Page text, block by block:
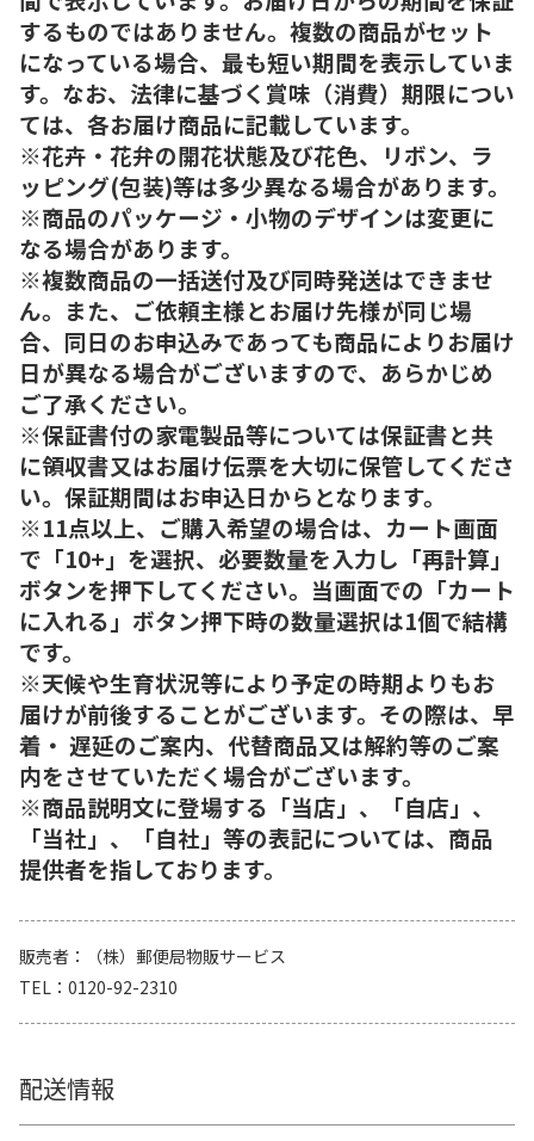
するものではありません。複数の商品がセット
になっている場合、最も短い期間を表示していま
す。なお、法律に基づく賞味（消費）期限につい
ては、各お届け商品に記載しています。
※花卉・花弁の開花状態及び花色、リボン、ラ
ッピング(包装)等は多少異なる場合があります。
※商品のパッケージ・小物のデザインは変更に
なる場合があります。
※複数商品の一括送付及び同時発送はできませ
ん。また、ご依頼主様とお届け先様が同じ場
合、同日のお申込みであっても商品によりお届け
日が異なる場合がございますので、あらかじめ
ご了承ください。
※保証書付の家電製品等については保証書と共
に領収書又はお届け伝票を大切に保管してくださ
い。保証期間はお申込日からとなります。
※11点以上、ご購入希望の場合は、カート画面
で「10+」を選択、必要数量を入力し「再計算」
ボタンを押下してください。当画面での「カート
に入れる」ボタン押下時の数量選択は1個で結構
です。
※天候や生育状況等により予定の時期よりもお
届けが前後することがございます。その際は、早
着・ 遅延のご案内、代替商品又は解約等のご案
内をさせていただく場合がございます。
※商品説明文に登場する「当店」、「自店」、
「当社」、「自社」等の表記については、商品
提供者を指しております。
販売者
（株）郵便局物販サービス
TEL
0120-92-2310
配送情報